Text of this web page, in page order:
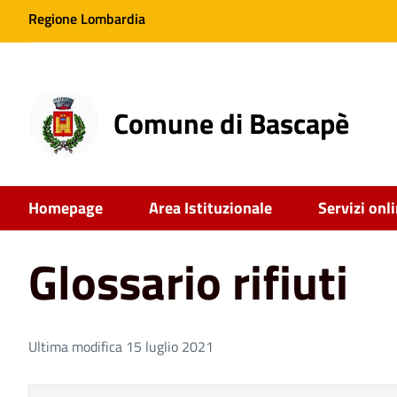
Regione Lombardia
Comune di Bascapè
Homepage Area Istituzionale Servizi
Home Glossario rifiuti
Glossario rifiuti
Ultima modifica 15 luglio 2021